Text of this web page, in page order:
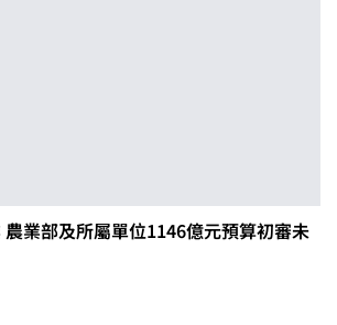
業部及所屬單位1146億元預算初審未